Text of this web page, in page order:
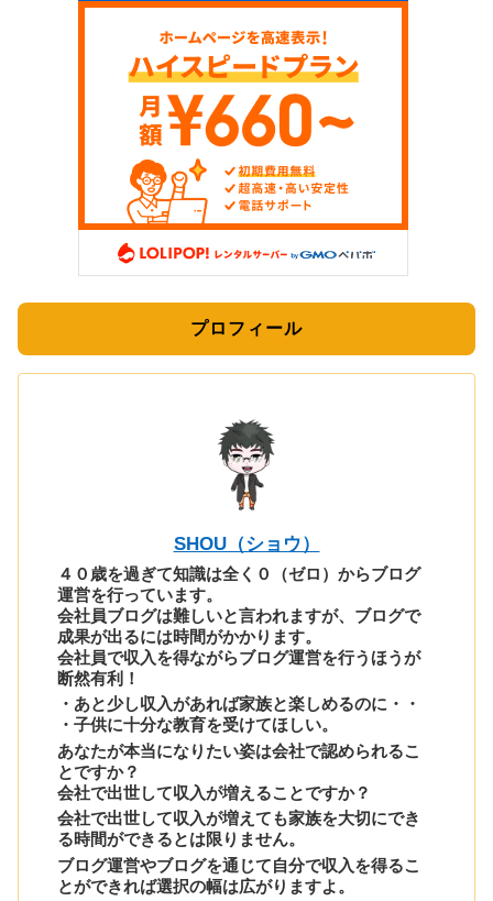
プロフィール
SHOU（ショウ）
４０歳を過ぎて知識は全く０（ゼロ）からブログ
運営を行っています。
会社員ブログは難しいと言われますが、ブログで
成果が出るには時間がかかります。
会社員で収入を得ながらブログ運営を行うほうが
断然有利！
・あと少し収入があれば家族と楽しめるのに・・
・子供に十分な教育を受けてほしい。
あなたが本当になりたい姿は会社で認められるこ
とですか？
会社で出世して収入が増えることですか？
会社で出世して収入が増えても家族を大切にでき
る時間ができるとは限りません。
ブログ運営やブログを通じて自分で収入を得るこ
とができれば選択の幅は広がりますよ。